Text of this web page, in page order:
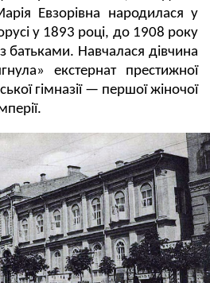
Евзорівна народилася у
у 1893 році, до 1908 року
батьками. Навчалася дівчина
екстернат престижної
гімназії — першої жіночої